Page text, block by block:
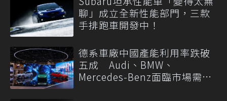
聊」成立全新性能部門，三款
手排跑車開發中！
德系車廠中國產能利用率跌破
五成 Audi、BMW、
Mercedes-Benz面臨市場需求